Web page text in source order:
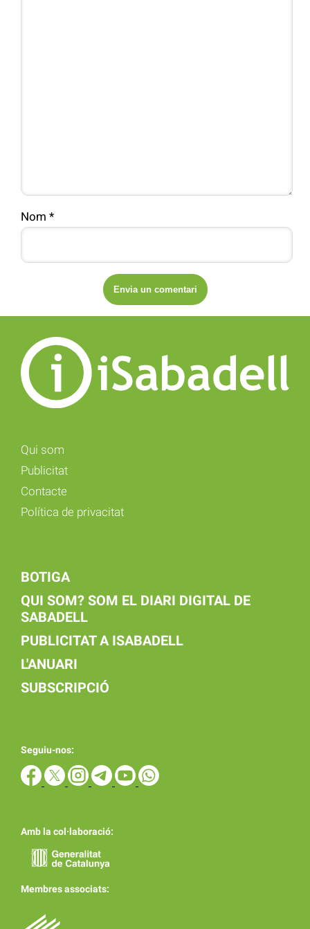
Nom *
Qui som
Publicitat
Contacte
Política de privacitat
BOTIGA
QUI SOM? SOM EL DIARI DIGITAL DE
SABADELL
PUBLICITAT A ISABADELL
L'ANUARI
SUBSCRIPCIÓ
Seguiu-nos:
Amb la col·laboració:
Membres associats: